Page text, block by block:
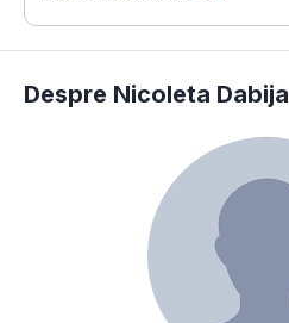
Despre Nicoleta Dabija